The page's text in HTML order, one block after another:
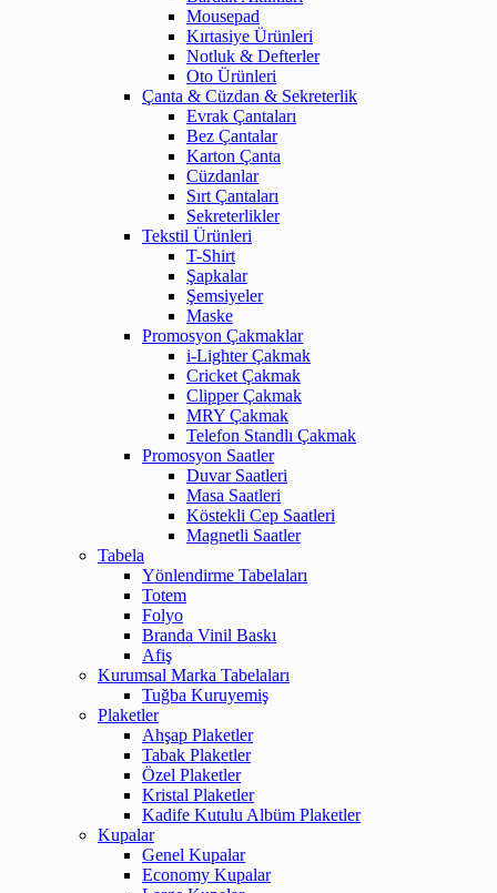
Mousepad
Kırtasiye Ürünleri
Notluk & Defterler
Oto Ürünleri
Çanta & Cüzdan & Sekreterlik
Evrak Çantaları
Bez Çantalar
Karton Çanta
Cüzdanlar
Sırt Çantaları
Sekreterlikler
Tekstil Ürünleri
T-Shirt
Şapkalar
Şemsiyeler
Maske
Promosyon Çakmaklar
i-Lighter Çakmak
Cricket Çakmak
Clipper Çakmak
MRY Çakmak
Telefon Standlı Çakmak
Promosyon Saatler
Duvar Saatleri
Masa Saatleri
Köstekli Cep Saatleri
Magnetli Saatler
Tabela
Yönlendirme Tabelaları
Totem
Folyo
Branda Vinil Baskı
Afiş
Kurumsal Marka Tabelaları
Tuğba Kuruyemiş
Plaketler
Ahşap Plaketler
Tabak Plaketler
Özel Plaketler
Kristal Plaketler
Kadife Kutulu Albüm Plaketler
Kupalar
Genel Kupalar
Economy Kupalar